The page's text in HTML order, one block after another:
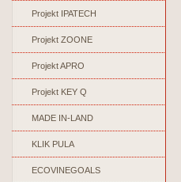
Projekt IPATECH
Projekt ZOONE
Projekt APRO
Projekt KEY Q
MADE IN-LAND
KLIK PULA
ECOVINEGOALS